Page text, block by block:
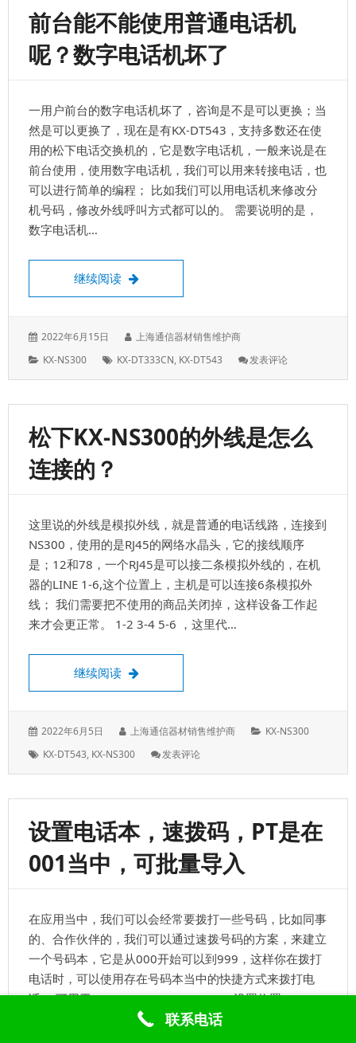
改
管
理
前台能不能使用普通电话机
呢？数字电话机坏了
一用户前台的数字电话机坏了，咨询是不是可以更换；当
然是可以更换了，现在是有KX-DT543，支持多数还在使
用的松下电话交换机的，它是数字电话机，一般来说是在
前台使用，使用数字电话机，我们可以用来转接电话，也
可以进行简单的编程； 比如我们可以用电话机来修改分
机号码，修改外线呼叫方式都可以的。 需要说明的是，
数字电话机…
继续阅读 前台能不能使用普通电话机呢？数字电话机
发
于：
2022年6月15日
作
上海通信器材销售维护商
分
KX-NS300
标
KX-DT333CN, KX-DT543 发表评论: 前
不
使
用
机
呢？
字
电
话
松下KX-NS300的外线是怎么
连接的？
这里说的外线是模拟外线，就是普通的电话线路，连接到
NS300，使用的是RJ45的网络水晶头，它的接线顺序
是；12和78，一个RJ45是可以接二条模拟外线的，在机
器的LINE 1-6,这个位置上，主机是可以连接6条模拟外
线； 我们需要把不使用的商品关闭掉，这样设备工作起
来才会更正常。 1-2 3-4 5-6 ，这里代…
继续阅读 松下KX-NS300的外线是怎么连接的？
发
于：
2022年6月5日
作
上海通信器材销售维护商
分
KX-NS300
标
KX-DT543, KX-NS300 发表评论: 松
NS300
外
线
是
怎
接
的？
设置电话本，速拨码，PT是在
001当中，可批量导入
在应用当中，我们可以会经常要拨打一些号码，比如同事
的、合作伙伴的，我们可以通过速拨号码的方案，来建立
一个号码本，它是从000开始可以到999，这样你在拨打
电话时，可以使用存在号码本当中的快捷方式来拨打电
话； 可用于KX-NS300、KX-TDE600； 设置位置：001
使用PT编程 时，在001当中 一般情况，我…
联系电话